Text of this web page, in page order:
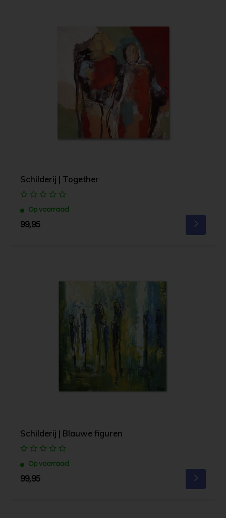
Schilderij | Together
Op voorraad
99,95
Schilderij | Blauwe figuren
Op voorraad
99,95